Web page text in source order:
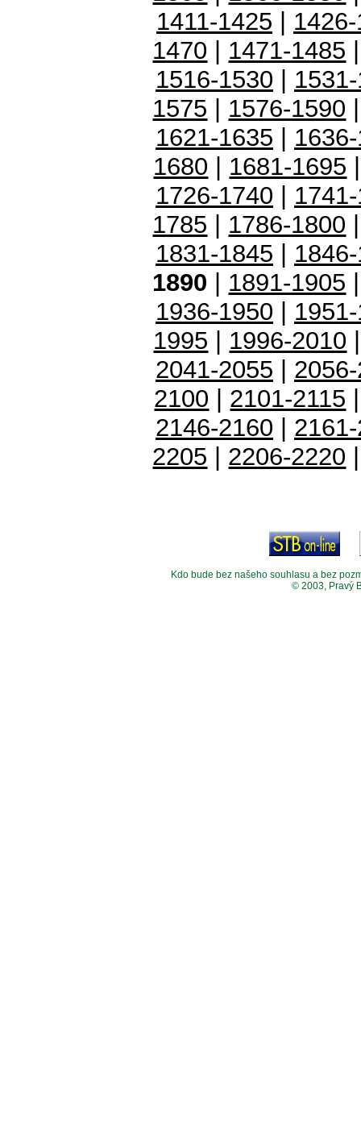
1411-1425 |
1470 | 1471-1485
1516-1530 |
1575 | 1576-1590
1621-1635 |
1680 | 1681-1695
1726-1740 |
1785 | 1786-1800
1831-1845 |
1890 | 1891-1905
1936-1950 |
1995 | 1996-2010
2041-2055 |
2100 | 2101-2115
2146-2160 |
2205 | 2206-2220
Kdo bude bez našeho souhlasu a bez
© 2003, Pravý